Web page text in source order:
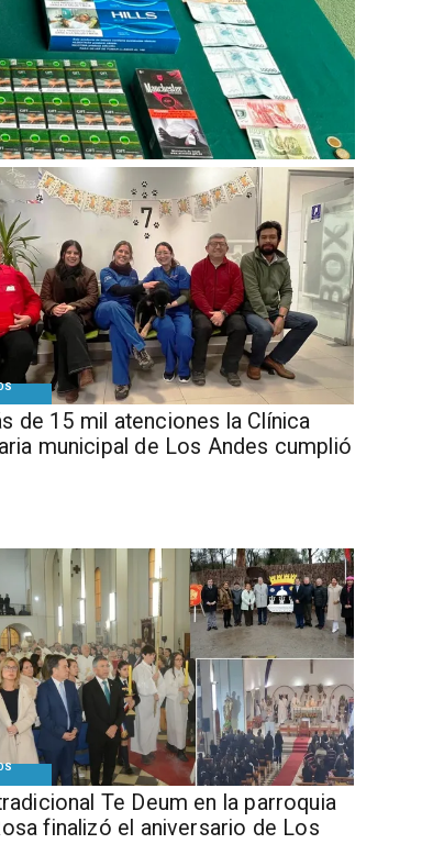
de 15 mil atenciones la Clínica
municipal de Los Andes cumplió
Te Deum en la parroquia
finalizó el aniversario de Los